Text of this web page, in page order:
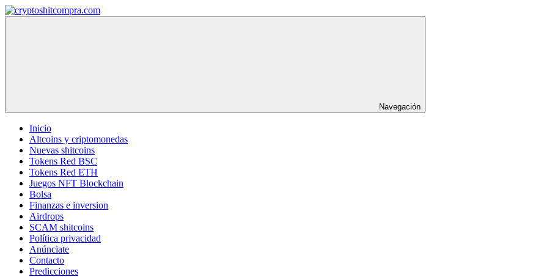
Saltar
al
Navegación
Inicio
Altcoins y criptomonedas
Nuevas shitcoins
Tokens Red BSC
Tokens Red ETH
Juegos NFT Blockchain
Bolsa
Finanzas e inversion
Airdrops
SCAM shitcoins
Política privacidad
Anúnciate
Contacto
Predicciones